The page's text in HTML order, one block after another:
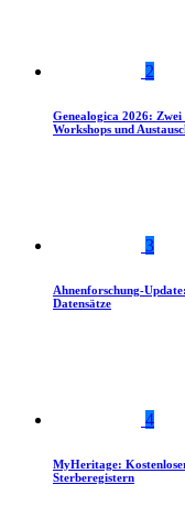
2
Genealogica 2026:
Workshops und
3
Ahnenforschung-
Datensätze
4
MyHeritage:
Sterberegistern